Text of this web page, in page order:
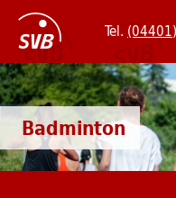
Tel.
Badminton
Badminton
Basketball
Fitness &